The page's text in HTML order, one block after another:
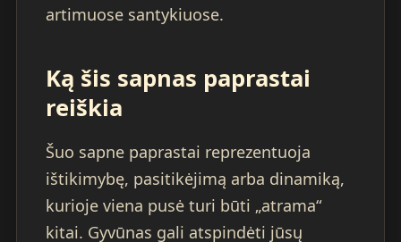
artimuose santykiuose.
Ką šis sapnas paprastai
reiškia
Šuo sapne paprastai reprezentuoja
ištikimybę, pasitikėjimą arba dinamiką,
kurioje viena pusė turi būti „atrama“
kitai. Gyvūnas gali atspindėti jūsų